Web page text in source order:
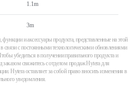
1.1m
3m
и аксессуары продукта, представленные на этой
связи с постоянными технологическими обновлениями
убедиться в получении правильного продукта и
заказом свяжитесь с отделом продаж Hytera для
Hytera оставляет за собой право вносить изменения в
уведомления.